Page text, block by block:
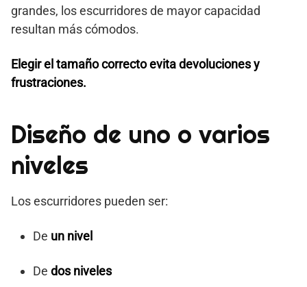
grandes, los escurridores de mayor capacidad
resultan más cómodos.
Elegir el tamaño correcto evita devoluciones y
frustraciones.
Diseño de uno o varios
niveles
Los escurridores pueden ser:
De un nivel
De dos niveles